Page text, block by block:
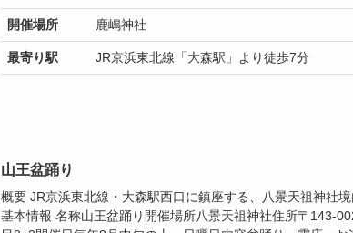
開催場所 鹿嶋神社
最寄り駅 JR京浜東北線「大森駅」より徒歩7分
山王盆踊り
概要 JR京浜東北線・大森駅西口に鎮座する、八景天祖神社境
基本情報 名称山王盆踊り開催場所八景天祖神社住所〒143-